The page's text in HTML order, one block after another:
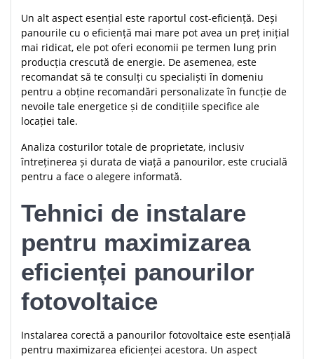
Un alt aspect esențial este raportul cost-eficiență. Deși
panourile cu o eficiență mai mare pot avea un preț inițial
mai ridicat, ele pot oferi economii pe termen lung prin
producția crescută de energie. De asemenea, este
recomandat să te consulți cu specialiști în domeniu
pentru a obține recomandări personalizate în funcție de
nevoile tale energetice și de condițiile specifice ale
locației tale.
Analiza costurilor totale de proprietate, inclusiv
întreținerea și durata de viață a panourilor, este crucială
pentru a face o alegere informată.
Tehnici de instalare
pentru maximizarea
eficienței panourilor
fotovoltaice
Instalarea corectă a panourilor fotovoltaice este esențială
pentru maximizarea eficienței acestora. Un aspect